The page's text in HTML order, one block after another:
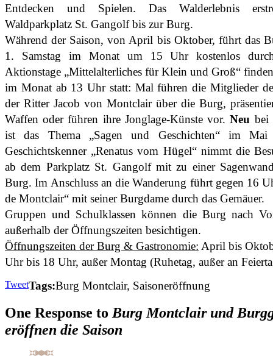
Entdecken und Spielen. Das Walderlebnis
Waldparkplatz St. Gangolf bis zur Burg.
Während der Saison, von April bis Oktober, führt das
1. Samstag im Monat um 15 Uhr kostenlos
Aktionstage „Mittelalterliches für Klein und Groß“
im Monat ab 13 Uhr statt: Mal führen die Mitglieder
der Ritter Jacob von Montclair über die Burg,
Waffen oder führen ihre Jonglage-Künste vor.Neu bei
ist das Thema „Sagen und Geschichten“ im Mai
Geschichtskenner „Renatus vom Hügel“ nimmt die
ab dem Parkplatz St. Gangolf mit zu einer
Burg. Im Anschluss an die Wanderung führt gegen 16
de Montclair“ mit seiner Burgdame durch das Gemäuer.
Gruppen und Schulklassen können die Burg nach
außerhalb der Öffnungszeiten besichtigen.
Öffnungszeiten der Burg & Gastronomie: April bis
Uhr bis 18 Uhr, außer Montag (Ruhetag, außer an
TweetTags:Burg Montclair, Saisoneröffnung
One Response to Burg Montclair und
eröffnen die Saison